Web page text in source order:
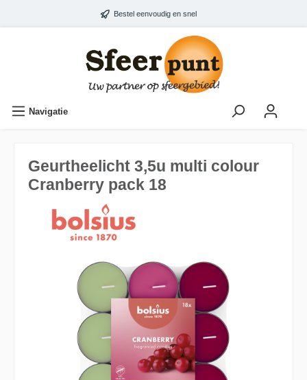
Bestel eenvoudig en snel
Navigatie
Geurtheelicht 3,5u multi colour
Cranberry pack 18